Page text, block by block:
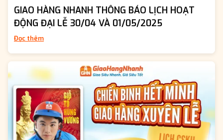
GIAO HÀNG NHANH THÔNG BÁO LỊCH HOẠT
ĐỘNG ĐẠI LỄ 30/04 VÀ 01/05/2025
Đọc thêm